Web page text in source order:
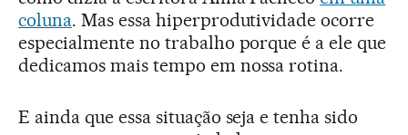
coluna. Mas essa hiperprodutividade ocorre
especialmente no trabalho porque é a ele que
dedicamos mais tempo em nossa rotina.
E ainda que essa situação seja e tenha sido